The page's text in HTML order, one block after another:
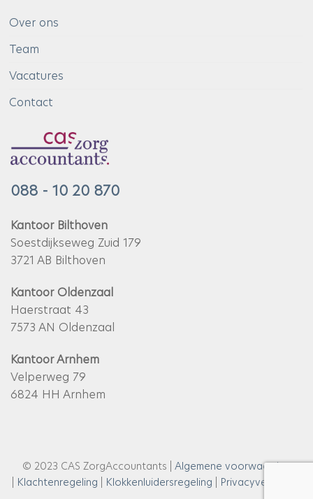
Over ons
Team
Vacatures
Contact
088 - 10 20 870
Kantoor Bilthoven
Soestdijkseweg Zuid 179
3721 AB Bilthoven
Kantoor Oldenzaal
Haerstraat 43
7573 AN Oldenzaal
Kantoor Arnhem
Velperweg 79
6824 HH Arnhem
© 2023 CAS ZorgAccountants | Algemene voorwaarden
Klachtenregeling Klokkenluidersregeling Privacyverklaring